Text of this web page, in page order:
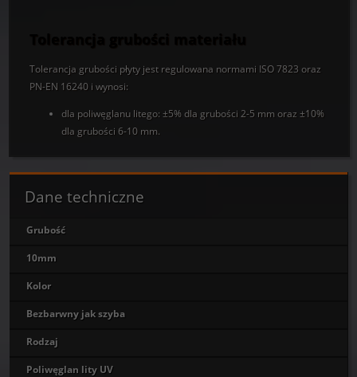
Tolerancja grubości płyty jest regulowana normami ISO 7823 oraz
PN-EN 16240 i wynosi:
dla poliwęglanu litego: ±5% dla grubości 2-5 mm oraz ±10%
dla grubości 6-10 mm.
Dane techniczne
Grubość
10mm
Kolor
Bezbarwny jak szyba
Rodzaj
Poliwęglan lity UV